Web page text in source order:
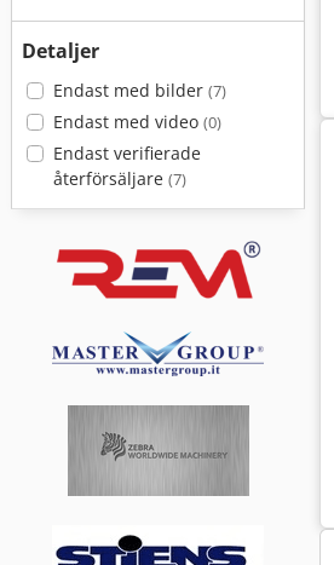
Detaljer
Endast med bilder (7)
Endast med video (0)
Endast verifierade
återförsäljare (7)